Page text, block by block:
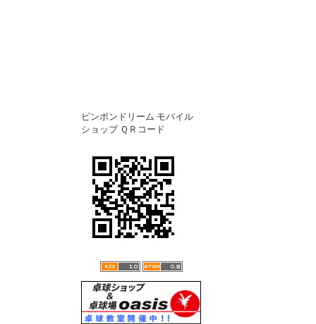
ピンポンドリーム モバイル
ショップ ＱＲコード